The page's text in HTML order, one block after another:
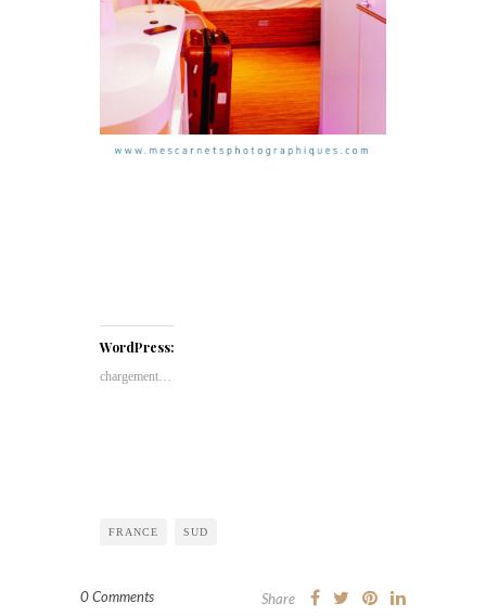
WordPress:
chargement…
FRANCE SUD
0 Comments Share